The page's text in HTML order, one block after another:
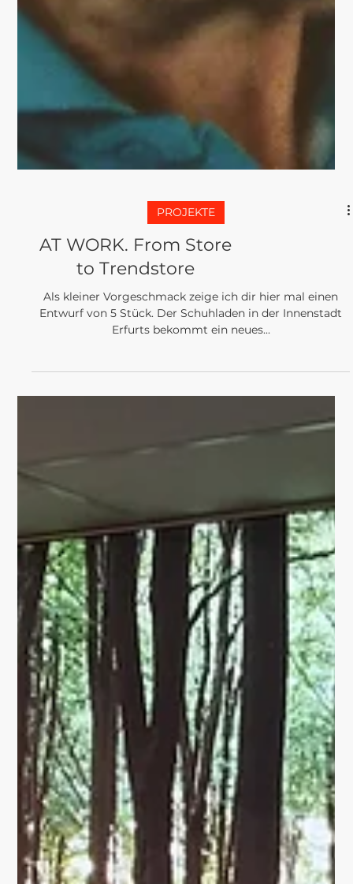
PROJEKTE
AT WORK. From Store
to Trendstore
Als kleiner Vorgeschmack zeige ich dir hier mal einen
Entwurf von 5 Stück. Der Schuhladen in der Innenstadt
Erfurts bekommt ein neues...